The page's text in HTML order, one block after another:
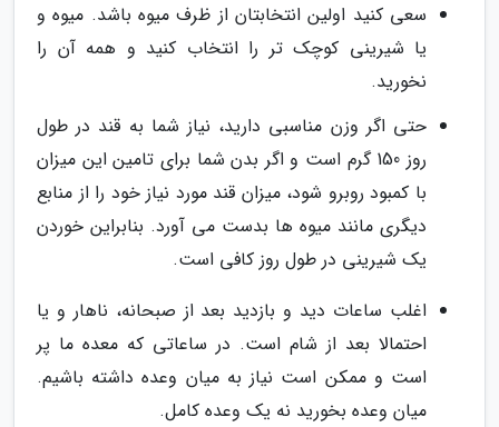
سعی کنید اولین انتخابتان از ظرف میوه باشد. میوه و
یا شیرینی کوچک تر را انتخاب کنید و همه آن را
نخورید.
حتی اگر وزن مناسبی دارید، نیاز شما به قند در طول
روز 150 گرم است و اگر بدن شما برای تامین این میزان
با کمبود روبرو شود، میزان قند مورد نیاز خود را از منابع
دیگری مانند میوه ها بدست می آورد. بنابراین خوردن
یک شیرینی در طول روز کافی است.
اغلب ساعات دید و بازدید بعد از صبحانه، ناهار و یا
احتمالا بعد از شام است. در ساعاتی که معده ما پر
است و ممکن است نیاز به میان وعده داشته باشیم.
میان وعده بخورید نه یک وعده کامل.